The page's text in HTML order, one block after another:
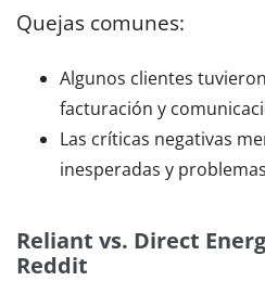
Quejas comunes:
Algunos clientes
facturación y
Las críticas negativas
inesperadas y
Reliant vs. Direct
Reddit